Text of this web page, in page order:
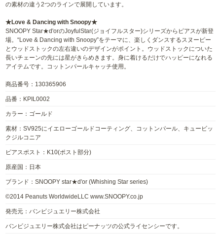
の素材の違う2つのラインで展開しています。
★Love & Dancing with Snoopy★
SNOOPY Star★d'orのJoyfulStar(ジョイフルスター)シリーズからピアスが新登
場。“Love & Dancing with Snoopy”をテーマに、楽しくダンスするスヌーピー
とウッドストックの左右違いのデザインがポイント。ウッドストックについた
長いチェーンの先には星がきらめきます。身に着けるだけでハッピーになれる
アイテムです。コットンパールキャッチ使用。
商品番号：130365906
品番：KPIL0002
カラー：ゴールド
素材：SV925にイエローゴールドコーティング、コットンパール、キュービッ
クジルコニア
ピアスポスト：K10(ポスト部分)
原産国：日本
ブランド：SNOOPY star★d'or (Whishing Star series)
©2014 Peanuts WorldwideLLC www.SNOOPY.co.jp
発売元：バンビジュエリー株式会社
バンビジュエリー株式会社はピーナッツの公式ライセンシーです。